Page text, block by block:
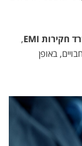
חקירות EMI
,
באופן